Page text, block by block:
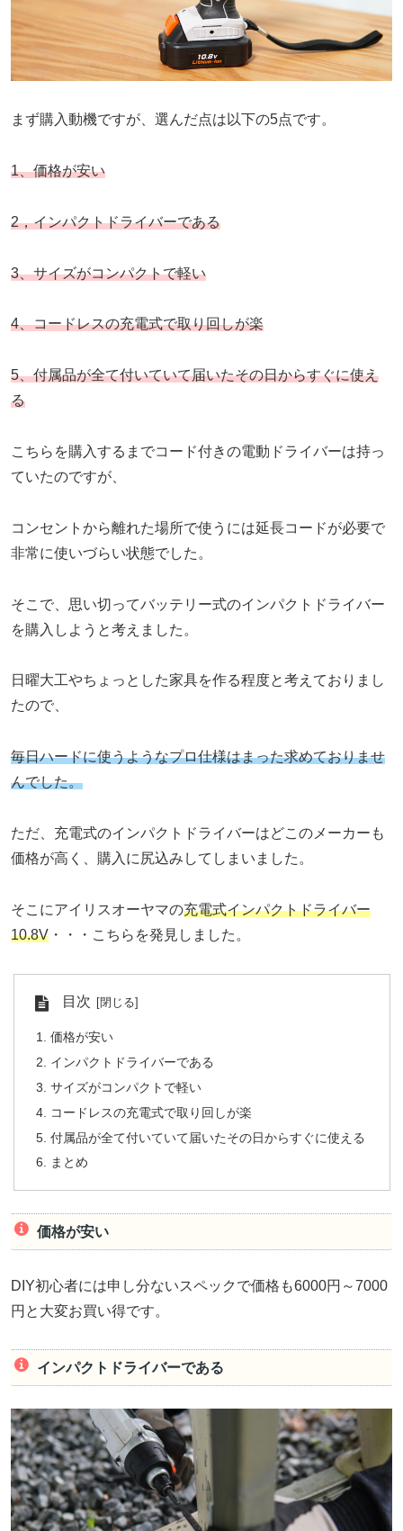
まず購入動機ですが、選んだ点は以下の5点です。
1、価格が安い
2，インパクトドライバーである
3、サイズがコンパクトで軽い
4、コードレスの充電式で取り回しが楽
5、付属品が全て付いていて届いたその日からすぐに使え
る
こちらを購入するまでコード付きの電動ドライバーは持っ
ていたのですが、
コンセントから離れた場所で使うには延長コードが必要で
非常に使いづらい状態でした。
そこで、思い切ってバッテリー式のインパクトドライバー
を購入しようと考えました。
日曜大工やちょっとした家具を作る程度と考えておりまし
たので、
毎日ハードに使うようなプロ仕様はまった求めておりませ
んでした。
ただ、充電式のインパクトドライバーはどこのメーカーも
価格が高く、購入に尻込みしてしまいました。
そこにアイリスオーヤマの充電式インパクトドライバー
10.8V ・・・こちらを発見しました。
目次
価格が安い
インパクトドライバーである
サイズがコンパクトで軽い
コードレスの充電式で取り回しが楽
付属品が全て付いていて届いたその日からすぐに使える
まとめ
価格が安い
DIY初心者には申し分ないスペックで価格も6000円～7000
円と大変お買い得です。
インパクトドライバーである